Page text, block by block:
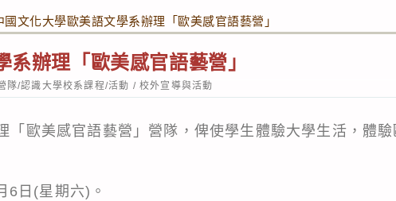
國文化大學歐美語文學系辦理「歐美感官語藝營」
辦理「歐美感官語藝營」
隊/認識大學校系課程/活動 / 校外宣導與活動
「歐美感官語藝營」營隊，俾使學生體驗大學生活，體
6日(星期六)。